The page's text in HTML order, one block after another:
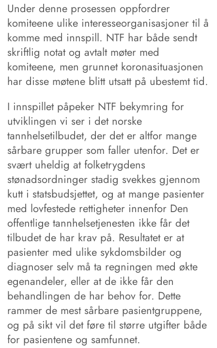
Under denne prosessen oppfordrer
komiteene ulike interesseorganisasjoner til å
komme med innspill. NTF har både sendt
skriftlig notat og avtalt møter med
komiteene, men grunnet koronasituasjonen
har disse møtene blitt utsatt på ubestemt tid.
I innspillet påpeker NTF bekymring for
utviklingen vi ser i det norske
tannhelsetilbudet, der det er altfor mange
sårbare grupper som faller utenfor. Det er
svært uheldig at folketrygdens
stønadsordninger stadig svekkes gjennom
kutt i statsbudsjettet, og at mange pasienter
med lovfestede rettigheter innenfor Den
offentlige tannhelsetjenesten ikke får det
tilbudet de har krav på. Resultatet er at
pasienter med ulike sykdomsbilder og
diagnoser selv må ta regningen med økte
egenandeler, eller at de ikke får den
behandlingen de har behov for. Dette
rammer de mest sårbare pasientgruppene,
og på sikt vil det føre til større utgifter både
for pasientene og samfunnet.